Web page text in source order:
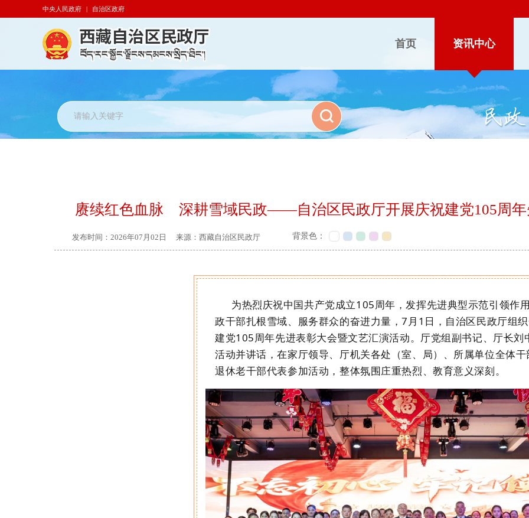
中央人民政府 | 自治区政府
首页 资讯中心
赓续红色血脉 深耕雪域民政——自治区民政厅开展庆祝建党105周年
发布时间： 2026年07月02日 来源： 西藏自治区民政厅 背景色：
为热烈庆祝中国共产党成立105周年，发挥先进典型示范引领作
政干部扎根雪域、服务群众的奋进力量 ，7 月 1 日，自治区民政厅组
建党105周年先进表彰大会暨文艺汇演活动。厅党组副书记、厅长刘
活动并讲话，在家厅领导、厅机关各处（室、局）、所属单位全体
退休老干部代表参加活动 ， 整体氛围庄重热烈、教育意义深刻。